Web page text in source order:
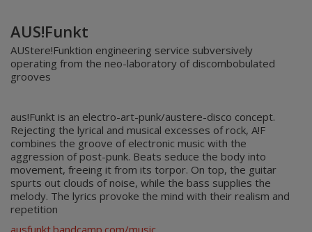
AUS!Funkt
AUStere!Funktion engineering service subversively
operating from the neo-laboratory of discombobulated
grooves
aus!Funkt is an electro-art-punk/austere-disco concept.
Rejecting the lyrical and musical excesses of rock, A!F
combines the groove of electronic music with the
aggression of post-punk. Beats seduce the body into
movement, freeing it from its torpor. On top, the guitar
spurts out clouds of noise, while the bass supplies the
melody. The lyrics provoke the mind with their realism and
repetition